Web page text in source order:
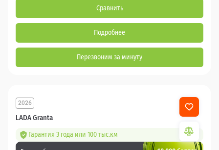
Сравнить
Подробнее
Перезвоним за минуту
LADA Granta
2026
Гарантия 3 года или 100 тыс.км